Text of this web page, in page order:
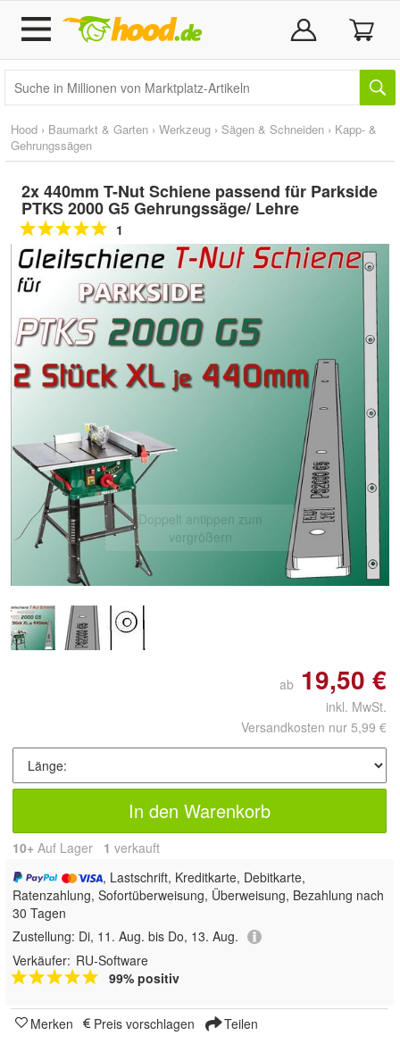
Hood › Baumarkt & Garten › Werkzeug › Sägen & Schneiden › Kapp- &
Gehrungssägen
2x 440mm T-Nut Schiene passend für Parkside
PTKS 2000 G5 Gehrungssäge/ Lehre
1
Doppelt antippen zum
vergrößern
ab 19,50 €
inkl. MwSt.
Versandkosten nur 5,99 €
In den Warenkorb
10+ Auf Lager 1 verkauft
, Lastschrift, Kreditkarte, Debitkarte,
Ratenzahlung, Sofortüberweisung, Überweisung, Bezahlung nach
30 Tagen
Zustellung: Di, 11. Aug. bis Do, 13. Aug.
Verkäufer: RU-Software
99% positiv
Merken Preis vorschlagen Teilen